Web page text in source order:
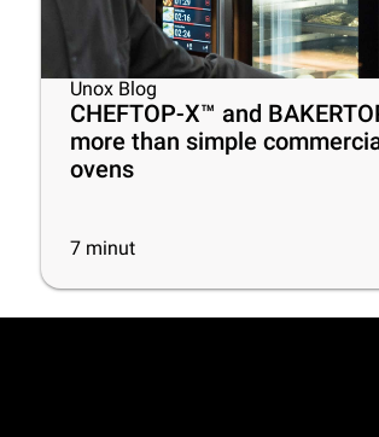
Unox Blog
CHEFTOP-X™ and
more than simple
ovens
7 minut